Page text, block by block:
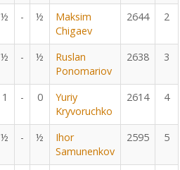
½ - ½
Maksim
Chigaev
2644 2
½ - ½
Ruslan
Ponomariov
2638 3
1 - 0
Yuriy
Kryvoruchko
2614 4
½ - ½
Ihor
Samunenkov
2595 5